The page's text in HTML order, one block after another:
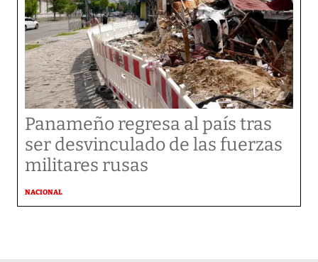
Panameño regresa al país tras
ser desvinculado de las fuerzas
militares rusas
NACIONAL